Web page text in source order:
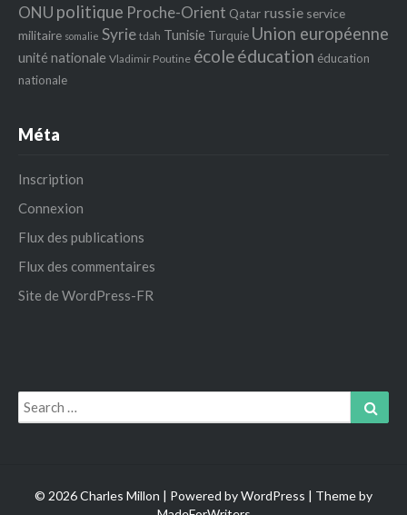
ONU politique Proche-Orient Qatar russie service
militaire somalie Syrie tdah Tunisie Turquie Union européenne
unité nationale Vladimir Poutine écoleéducation éducation
nationale
Méta
Inscription
Connexion
Flux des publications
Flux des commentaires
Site de WordPress-FR
Search
for:
© 2026 Charles Millon | Powered byWordPress | Theme by